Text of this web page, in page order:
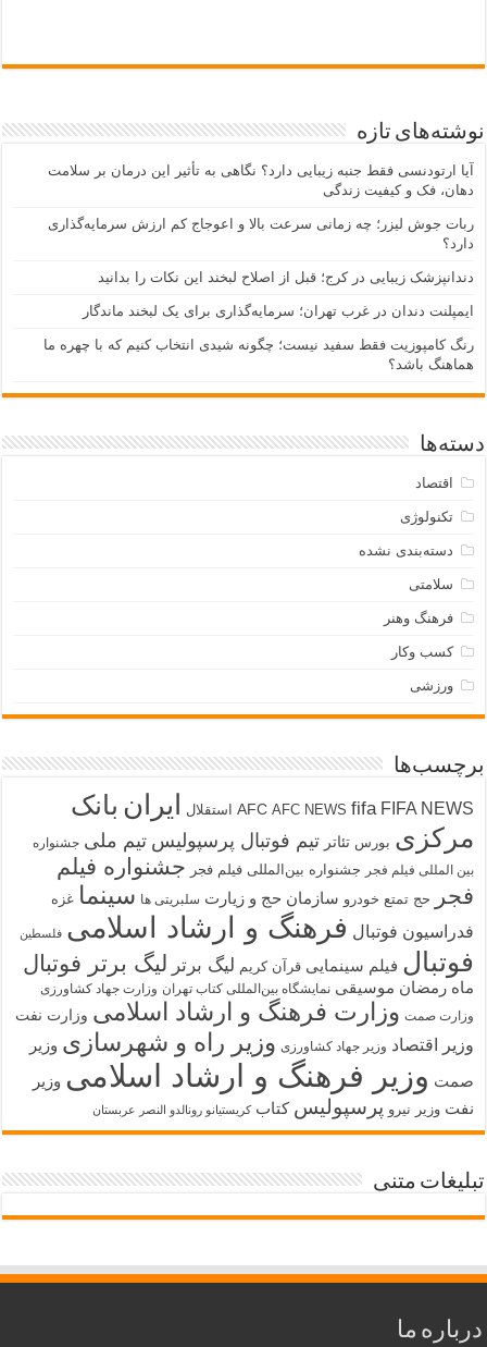
نوشته‌های تازه
آیا ارتودنسی فقط جنبه زیبایی دارد؟ نگاهی به تأثیر این درمان بر سلامت
دهان، فک و کیفیت زندگی
ربات جوش لیزر؛ چه زمانی سرعت بالا و اعوجاج کم ارزش سرمایه‌گذاری
دارد؟
دندانپزشک زیبایی در کرج؛ قبل از اصلاح لبخند این نکات را بدانید
ایمپلنت دندان در غرب تهران؛ سرمایه‌گذاری برای یک لبخند ماندگار
رنگ کامپوزیت فقط سفید نیست؛ چگونه شیدی انتخاب کنیم که با چهره ما
هماهنگ باشد؟
دسته‌ها
اقتصاد
تکنولوژی
دسته‌بندی نشده
سلامتی
فرهنگ وهنر
کسب وکار
ورزشی
برچسب‌ها
AFC AFC NEWS fifa FIFA NEWS استقلال ایران بانک
مرکزی بورس تئاتر تیم فوتبال پرسپولیس تیم ملی جشنواره
بین المللی فیلم فجر جشنواره بین‌المللی فیلم فجر جشنواره فیلم
فجر
حج تمتع خودرو سازمان حج و زیارت سلبریتی ها سینما غزه
فدراسیون فوتبال فرهنگ و ارشاد اسلامی فلسطین
فوتبال فیلم سینمایی قرآن کریم لیگ برتر لیگ برتر فوتبال
ماه رمضان موسیقی نمایشگاه بین‌المللی کتاب تهران وزارت جهاد کشاورزی
وزارت صمت وزارت فرهنگ و ارشاد اسلامی وزارت نفت
وزیر اقتصاد وزیر جهاد کشاورزی وزیر راه و شهرسازی وزیر
صمت وزیر فرهنگ و ارشاد اسلامی وزیر
نفت وزیر نیرو پرسپولیس کتاب کریستیانو رونالدو النصر عربستان
تبلیغات متنی
درباره ما